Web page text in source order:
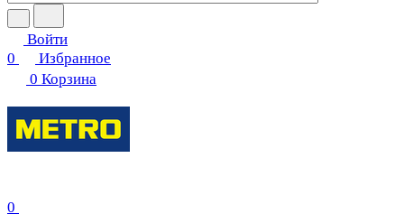
Войти
0
Избранное
0 Корзина
0